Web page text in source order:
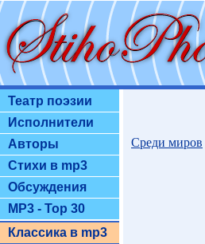
Театр поэзии
Исполнители
Авторы
Стихи в mp3
Обсуждения
MP3 - Top 30
Классика в mp3
Среди миров